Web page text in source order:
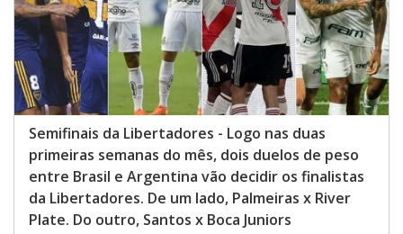
Semifinais da Libertadores - Logo nas duas
primeiras semanas do mês, dois duelos de peso
entre Brasil e Argentina vão decidir os finalistas
da Libertadores. De um lado, Palmeiras x River
Plate. Do outro, Santos x Boca Juniors